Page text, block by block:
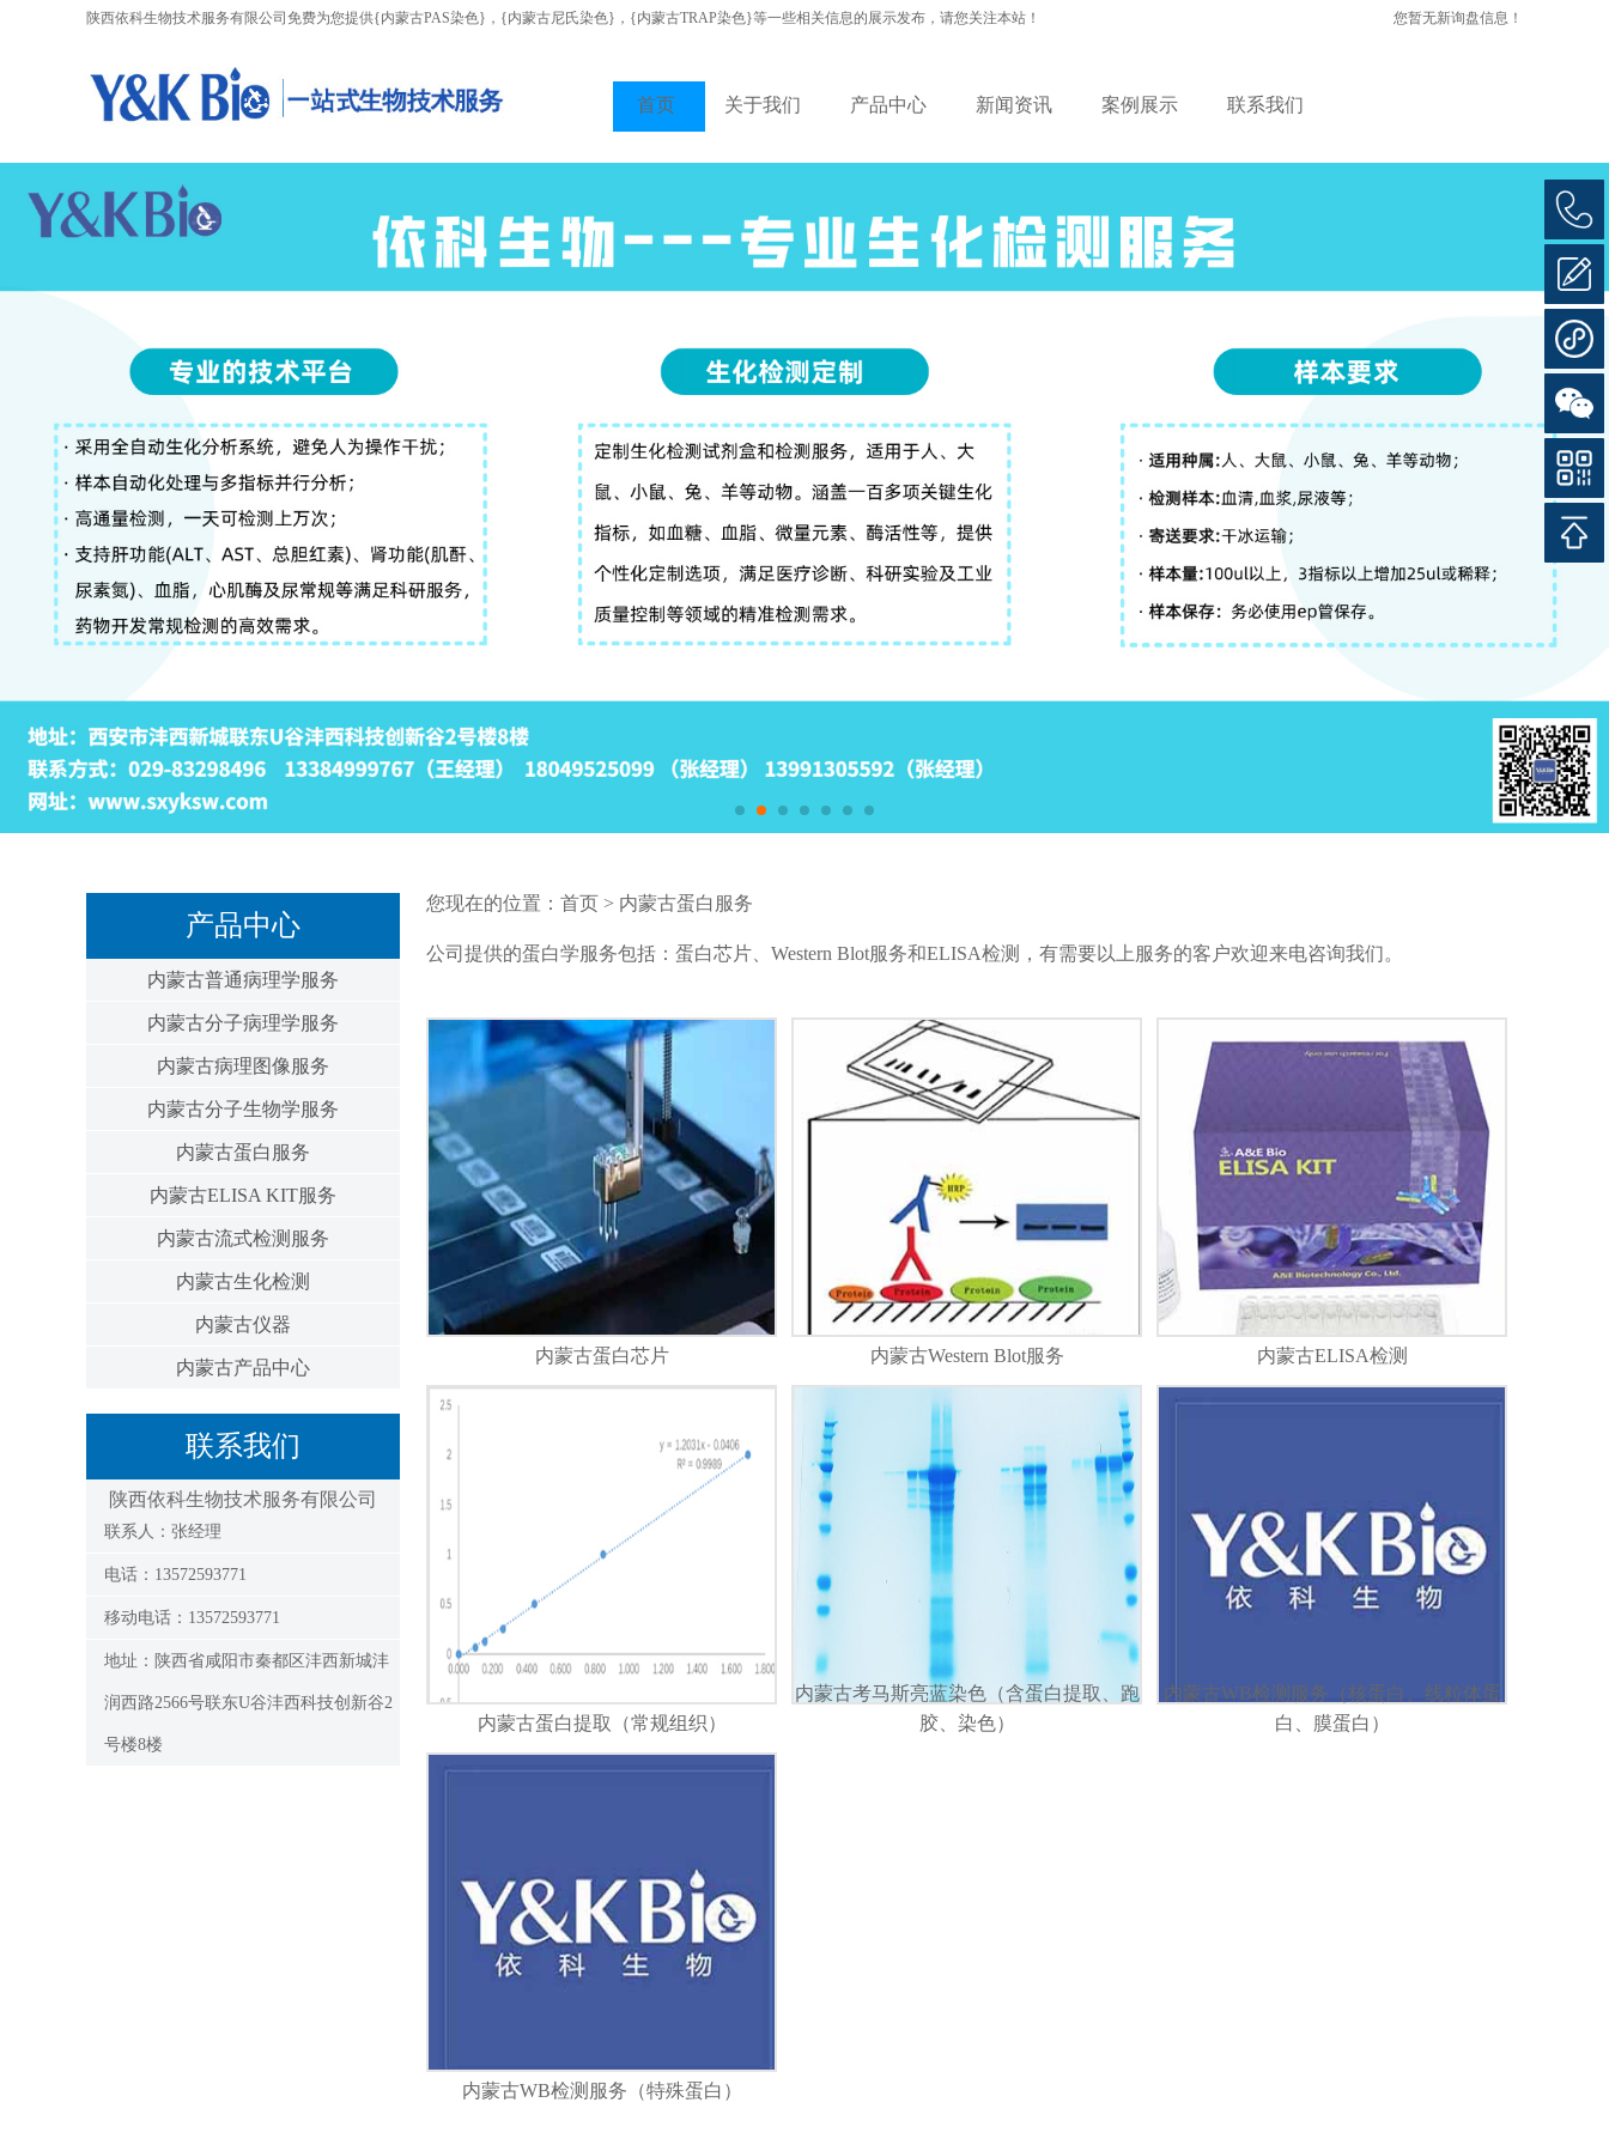
陕西依科生物技术服务有限公司免费为您提供{内蒙古PAS染色} ，{内蒙古尼氏染色}，{内蒙古TRAP染色}等一些相关信息的展示发布，请您关注本站！ 您暂无新询盘信息！
首页 关于我们 产品中心 新闻资讯 案例展示 联系我们
产品中心
内蒙古普通病理学服务
内蒙古分子病理学服务
内蒙古病理图像服务
内蒙古分子生物学服务
内蒙古蛋白服务
内蒙古ELISA KIT服务
内蒙古流式检测服务
内蒙古生化检测
内蒙古仪器
内蒙古产品中心
联系我们
陕西依科生物技术服务有限公司
联系人：张经理
电话：13572593771
移动电话：13572593771
地址：陕西省咸阳市秦都区沣西新城沣
润西路2566号联东U谷沣西科技创新谷2
号楼8楼
您现在的位置： 首页 > 内蒙古蛋白服务
公司提供的蛋白学服务包括：蛋白芯片、Western Blot服务和ELISA检测，有需要以上服务的客户欢迎来电咨询我们。
内蒙古蛋白芯片 内蒙古Western Blot服务 内蒙古ELISA检测
内蒙古蛋白提取（常规组织）
内蒙古考马斯亮蓝染色（含蛋白提取、跑
胶、染色）
内蒙古WB检测服务（核蛋白、线粒体蛋
白、膜蛋白）
内蒙古WB检测服务（特殊蛋白）